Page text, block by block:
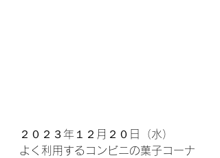
２０２３年１２月２０日（水）
よく利用するコンビニの菓子コーナ